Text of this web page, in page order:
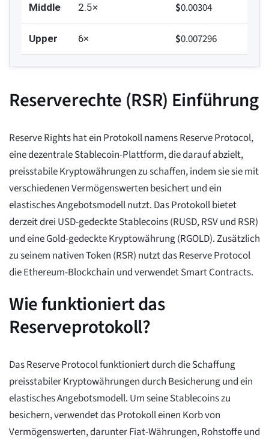
Middle 2.5× $0.00304
Upper 6× $0.007296
Reserverechte (RSR) Einführung
Reserve Rights hat ein Protokoll namens Reserve Protocol,
eine dezentrale Stablecoin-Plattform, die darauf abzielt,
preisstabile Kryptowährungen zu schaffen, indem sie sie mit
verschiedenen Vermögenswerten besichert und ein
elastisches Angebotsmodell nutzt. Das Protokoll bietet
derzeit drei USD-gedeckte Stablecoins (RUSD, RSV und RSR)
und eine Gold-gedeckte Kryptowährung (RGOLD). Zusätzlich
zu seinem nativen Token (RSR) nutzt das Reserve Protocol
die Ethereum-Blockchain und verwendet Smart Contracts.
Wie funktioniert das
Reserveprotokoll?
Das Reserve Protocol funktioniert durch die Schaffung
preisstabiler Kryptowährungen durch Besicherung und ein
elastisches Angebotsmodell. Um seine Stablecoins zu
besichern, verwendet das Protokoll einen Korb von
Vermögenswerten, darunter Fiat-Währungen, Rohstoffe und